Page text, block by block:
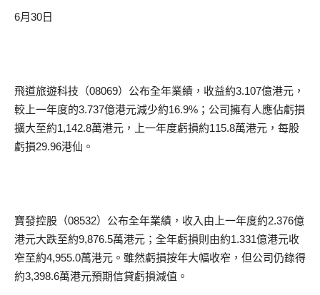
6月30日
飛道旅遊科技（08069）公布全年業績，收益約3.107億港元，
較上一年度的3.737億港元減少約16.9%；公司擁有人應佔虧損
擴大至約1,142.8萬港元，上一年度虧損約115.8萬港元，每股
虧損29.96港仙。
寶發控股（08532）公布全年業績，收入由上一年度約2.376億
港元大跌至約9,876.5萬港元；全年虧損則由約1.331億港元收
窄至約4,955.0萬港元。雖然虧損按年大幅收窄，但公司仍錄得
約3,398.6萬港元預期信貸虧損減值。